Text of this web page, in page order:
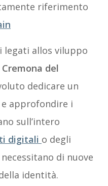
riferimento
allos viluppo
del
dedicare un
approfondire i
sull’intero
digitali o degli
di nuove
identità.